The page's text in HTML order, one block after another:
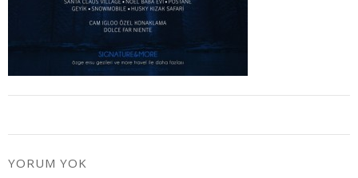
YORUM YOK